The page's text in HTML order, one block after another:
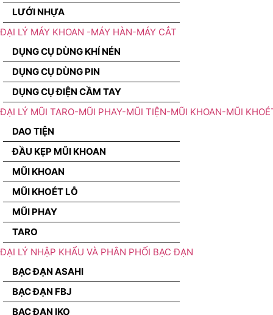
LƯỚI NHỰA
ĐẠI LÝ MÁY KHOAN -MÁY HÀN-MÁY CẮT
DỤNG CỤ DÙNG KHÍ NÉN
DỤNG CỤ DÙNG PIN
DỤNG CỤ ĐIỆN CẦM TAY
ĐẠI LÝ MŨI TARO-MŨI PHAY-MŨI TIỆN-MŨI KHOAN-MŨI
DAO TIỆN
ĐẦU KẸP MŨI KHOAN
MŨI KHOAN
MŨI KHOÉT LỖ
MŨI PHAY
TARO
ĐẠI LÝ NHẬP KHẨU VÀ PHÂN PHỐI BẠC ĐẠN
BẠC ĐẠN ASAHI
BẠC ĐẠN FBJ
BẠC ĐẠN IKO